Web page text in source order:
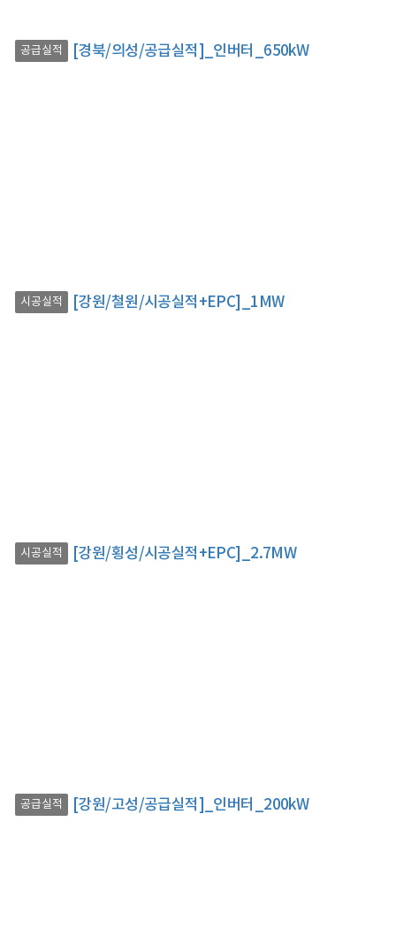
공급실적 [경북/의성/공급실적]_인버터_650kW
시공실적 [강원/철원/시공실적+EPC]_1MW
시공실적 [강원/횡성/시공실적+EPC]_2.7MW
공급실적 [강원/고성/공급실적]_인버터_200kW